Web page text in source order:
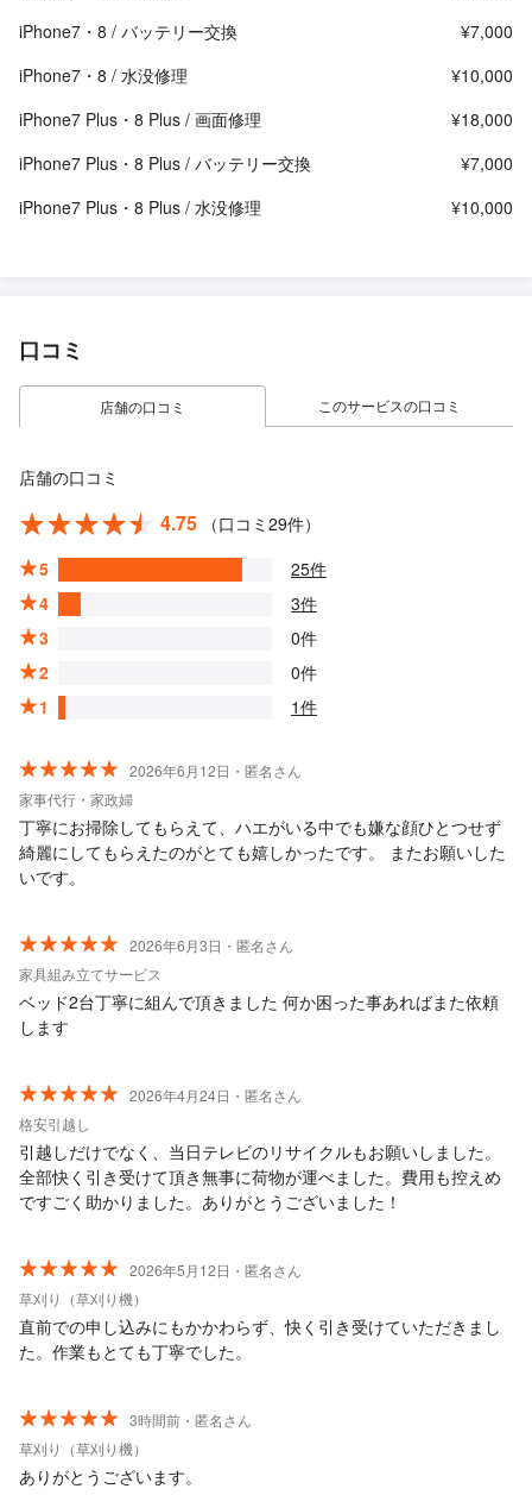
iPhone7・8 / バッテリー交換
¥7,000
iPhone7・8 / 水没修理
¥10,000
iPhone7 Plus・8 Plus / 画面修理
¥18,000
iPhone7 Plus・8 Plus / バッテリー交換
¥7,000
iPhone7 Plus・8 Plus / 水没修理
¥10,000
口コミ
店舗の口コミ このサービスの口コミ
店舗の口コミ
4.75
（口コミ29件）
5
25件
4
3件
3
0件
2
0件
1
1件
2026年6月12日・匿名さん
家事代行・家政婦
丁寧にお掃除してもらえて、ハエがいる中でも嫌な顔ひとつせず
綺麗にしてもらえたのがとても嬉しかったです。 またお願いした
いです。
2026年6月3日・匿名さん
家具組み立てサービス
ベッド2台丁寧に組んで頂きました 何か困った事あればまた依頼
します
2026年4月24日・匿名さん
格安引越し
引越しだけでなく、当日テレビのリサイクルもお願いしました。
全部快く引き受けて頂き無事に荷物が運べました。費用も控えめ
ですごく助かりました。ありがとうございました！
2026年5月12日・匿名さん
草刈り（草刈り機）
直前での申し込みにもかかわらず、快く引き受けていただきまし
た。作業もとても丁寧でした。
3時間前・匿名さん
草刈り（草刈り機）
ありがとうございます。